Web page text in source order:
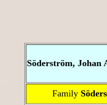
Söderström, Johan
Family